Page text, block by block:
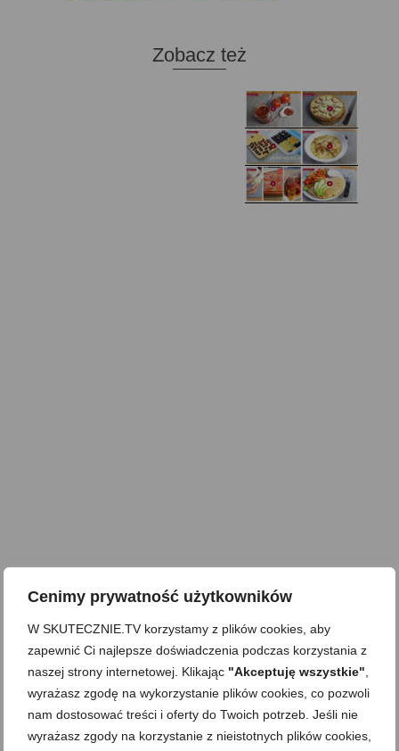
Cenimy prywatność użytkowników
W SKUTECZNIE.TV korzystamy z plików cookies, aby
zapewnić Ci najlepsze doświadczenia podczas korzystania z
naszej strony internetowej. Klikając "Akceptuję wszystkie"
wyrażasz zgodę na wykorzystanie plików cookies, co pozwoli
nam dostosować treści i oferty do Twoich potrzeb. Jeśli nie
wyrażasz zgody na korzystanie z nieistotnych plików cookies,
Zobacz też
Domowy ketchup (bez
cukru)
Tarta francuska z
cebulą i pomidorem
Domowe żelki
Zupa kurkowa z
selerem i pietruszką